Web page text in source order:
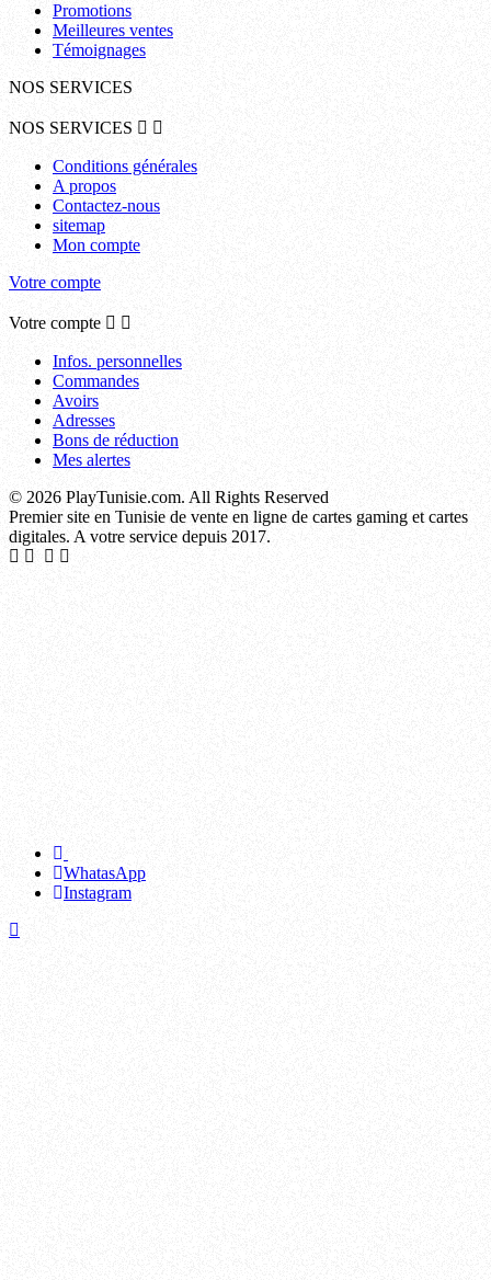
Promotions
Meilleures ventes
Témoignages
NOS SERVICES
NOS SERVICES  
Conditions générales
A propos
Contactez-nous
sitemap
Mon compte
Votre compte
Votre compte  
Infos. personnelles
Commandes
Avoirs
Adresses
Bons de réduction
Mes alertes
© 2026 PlayTunisie.com. All Rights Reserved
Premier site en Tunisie de vente en ligne de cartes gaming et cartes
digitales. A votre service depuis 2017.
WhatasApp
Instagram